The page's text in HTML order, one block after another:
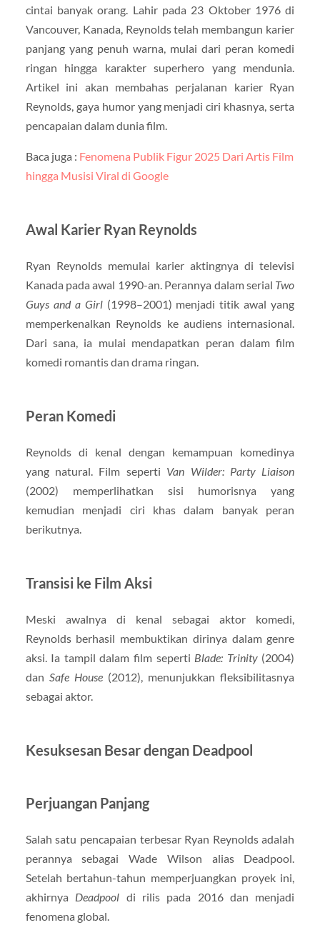
cintai banyak orang. Lahir pada 23 Oktober 1976 di
Vancouver, Kanada, Reynolds telah membangun karier
panjang yang penuh warna, mulai dari peran komedi
ringan hingga karakter superhero yang mendunia.
Artikel ini akan membahas perjalanan karier Ryan
Reynolds, gaya humor yang menjadi ciri khasnya, serta
pencapaian dalam dunia film.
Baca juga : Fenomena Publik Figur 2025 Dari Artis Film
hingga Musisi Viral di Google
Awal Karier Ryan Reynolds
Ryan Reynolds memulai karier aktingnya di televisi
Kanada pada awal 1990-an. Perannya dalam serial Two
Guys and a Girl(1998–2001) menjadi titik awal yang
memperkenalkan Reynolds ke audiens internasional.
Dari sana, ia mulai mendapatkan peran dalam film
komedi romantis dan drama ringan.
Peran Komedi
Reynolds di kenal dengan kemampuan komedinya
yang natural. Film seperti Van Wilder: Party Liaison
(2002) memperlihatkan sisi humorisnya yang
kemudian menjadi ciri khas dalam banyak peran
berikutnya.
Transisi ke Film Aksi
Meski awalnya di kenal sebagai aktor komedi,
Reynolds berhasil membuktikan dirinya dalam genre
aksi. Ia tampil dalam film seperti Blade: Trinity(2004)
dan Safe House(2012), menunjukkan fleksibilitasnya
sebagai aktor.
Kesuksesan Besar dengan Deadpool
Perjuangan Panjang
Salah satu pencapaian terbesar Ryan Reynolds adalah
perannya sebagai Wade Wilson alias Deadpool.
Setelah bertahun-tahun memperjuangkan proyek ini,
akhirnya Deadpool di rilis pada 2016 dan menjadi
fenomena global.